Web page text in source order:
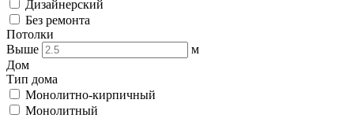
Дизайнерский
Без ремонта
Потолки
Выше
м
Дом
Тип дома
Монолитно-кирпичный
Монолитный